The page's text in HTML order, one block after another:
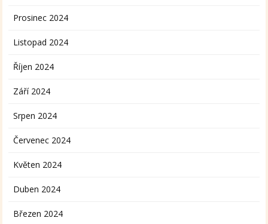
Prosinec 2024
Listopad 2024
Říjen 2024
Září 2024
Srpen 2024
Červenec 2024
Květen 2024
Duben 2024
Březen 2024